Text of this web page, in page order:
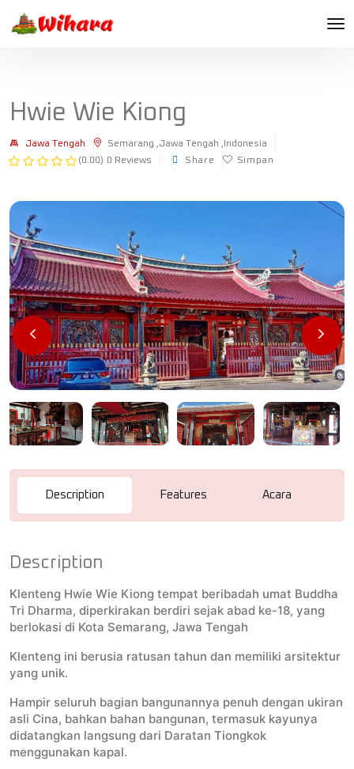
Hwie Wie Kiong
Jawa Tengah
Semarang ,Jawa Tengah ,Indonesia
(0.00) 0 Reviews Share Simpan
Description Features Acara
Description
Klenteng Hwie Wie Kiong tempat beribadah umat Buddha
Tri Dharma, diperkirakan berdiri sejak abad ke-18, yang
berlokasi di Kota Semarang, Jawa Tengah
Klenteng ini berusia ratusan tahun dan memiliki arsitektur
yang unik.
Hampir seluruh bagian bangunannya penuh dengan ukiran
asli Cina, bahkan bahan bangunan, termasuk kayunya
didatangkan langsung dari Daratan Tiongkok
menggunakan kapal.